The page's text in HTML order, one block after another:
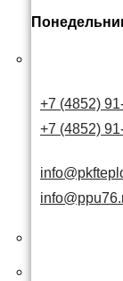
+7 (4852)
+7 (4852)